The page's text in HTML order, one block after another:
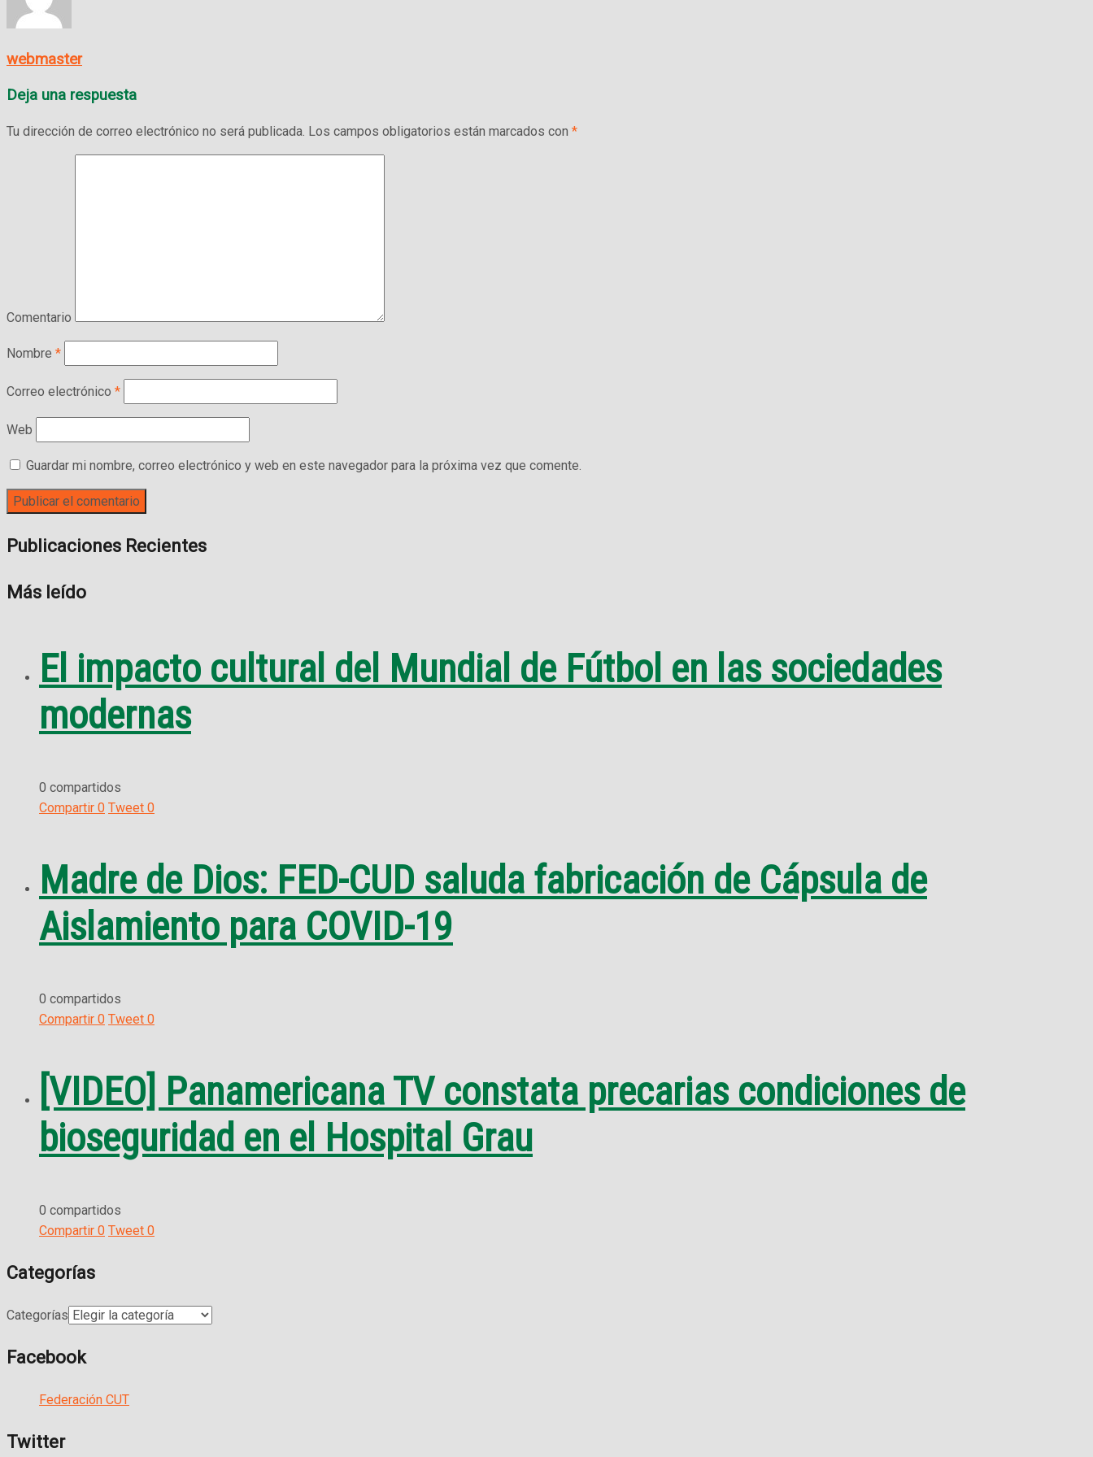
webmaster
Deja una respuesta
Tu dirección de correo electrónico no será publicada. Los campos obligatorios están marcados con *
Comentario
Nombre *
Correo electrónico *
Web
Guardar mi nombre, correo electrónico y web en este navegador para la próxima vez que comente.
Publicaciones Recientes
Más leído
El impacto cultural del Mundial de Fútbol en las sociedades
modernas
0 compartidos
Compartir 0 Tweet 0
Madre de Dios: FED-CUD saluda fabricación de Cápsula de
Aislamiento para COVID-19
0 compartidos
Compartir 0 Tweet 0
[VIDEO] Panamericana TV constata precarias condiciones de
bioseguridad en el Hospital Grau
0 compartidos
Compartir 0 Tweet 0
Categorías
Categorías
Facebook
Federación CUT
Twitter